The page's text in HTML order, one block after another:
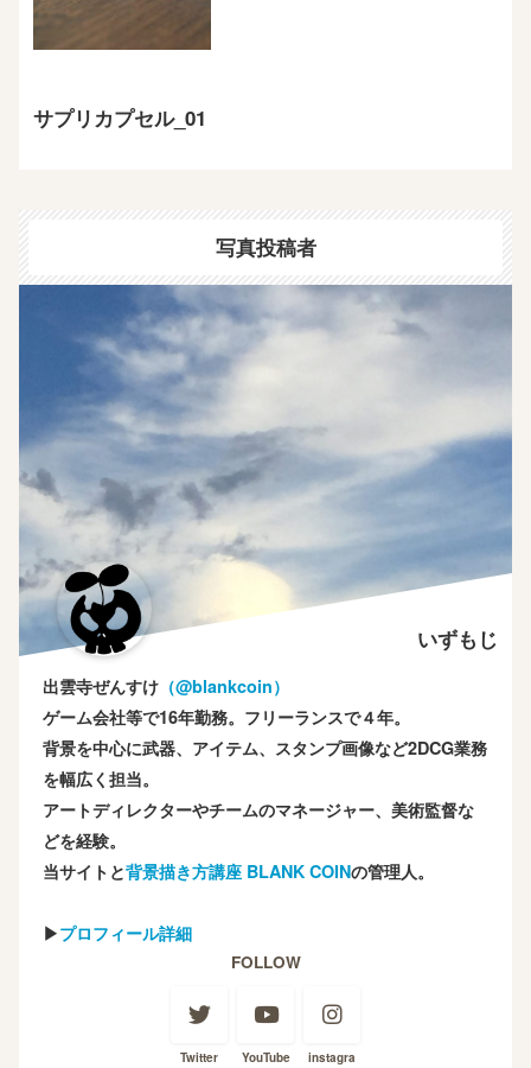
サプリカプセル_01
写真投稿者
いずもじ
出雲寺ぜんすけ （‎@blankcoin）
ゲーム会社等で16年勤務。フリーランスで４年。
背景を中心に武器、アイテム、スタンプ画像など2DCG業務
を幅広く担当。
アートディレクターやチームのマネージャー、美術監督な
どを経験。
当サイトと背景描き方講座 BLANK COINの管理人。
▶プロフィール詳細
FOLLOW
Twitter YouTube
instagra